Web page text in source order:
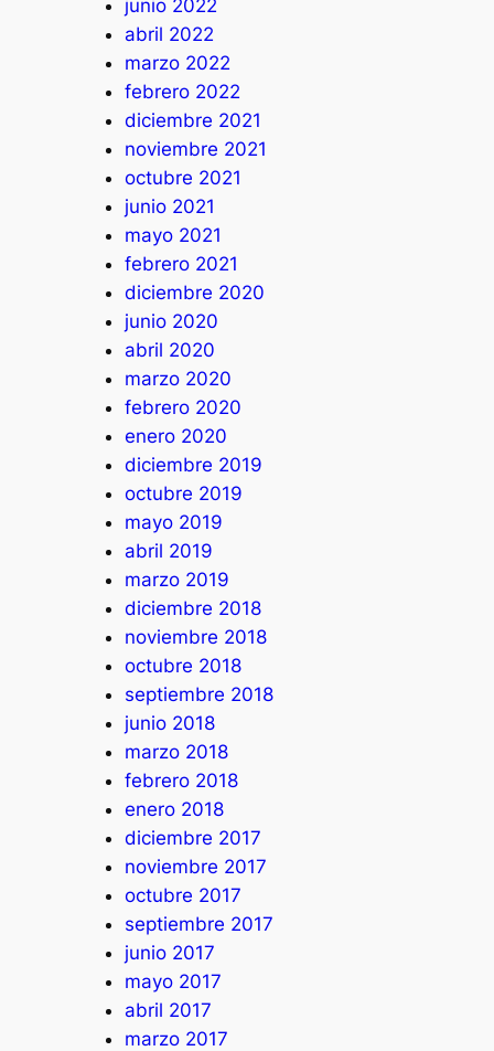
junio 2022
abril 2022
marzo 2022
febrero 2022
diciembre 2021
noviembre 2021
octubre 2021
junio 2021
mayo 2021
febrero 2021
diciembre 2020
junio 2020
abril 2020
marzo 2020
febrero 2020
enero 2020
diciembre 2019
octubre 2019
mayo 2019
abril 2019
marzo 2019
diciembre 2018
noviembre 2018
octubre 2018
septiembre 2018
junio 2018
marzo 2018
febrero 2018
enero 2018
diciembre 2017
noviembre 2017
octubre 2017
septiembre 2017
junio 2017
mayo 2017
abril 2017
marzo 2017